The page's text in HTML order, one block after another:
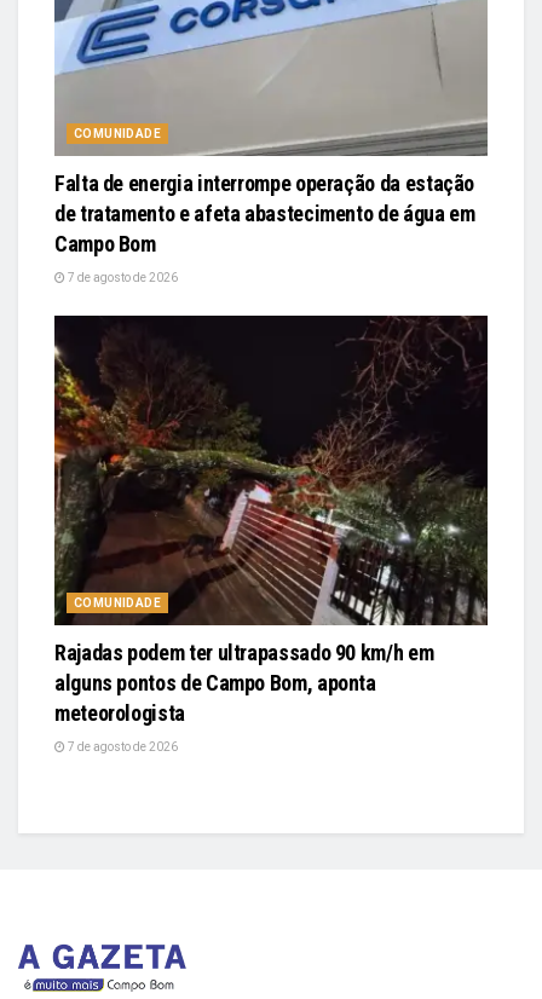
COMUNIDADE
Falta de energia interrompe operação da estação
de tratamento e afeta abastecimento de água em
Campo Bom
7 de agosto de 2026
COMUNIDADE
Rajadas podem ter ultrapassado 90 km/h em
alguns pontos de Campo Bom, aponta
meteorologista
7 de agosto de 2026